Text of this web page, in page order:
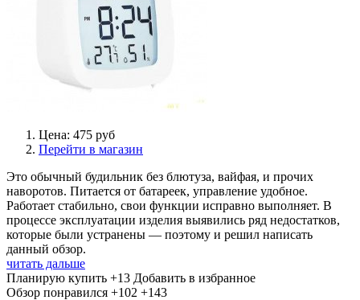
Цена: 475 руб
Перейти в магазин
Это обычный будильник без блютуза, вайфая, и прочих
наворотов. Питается от батареек, управление удобное.
Работает стабильно, свои функции исправно выполняет. В
процессе эксплуатации изделия выявились ряд недостатков,
которые были устранены — поэтому и решил написать
данный обзор.
читать дальше
Планирую купить +13 Добавить в избранное
Обзор понравился +102 +143